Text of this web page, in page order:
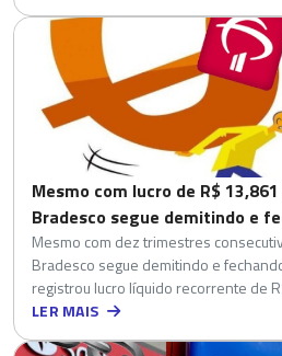
Mesmo com lucro de R$
Bradesco segue demitindo e
Mesmo com dez trimestres
Bradesco segue demitindo e
registrou lucro líquido recorrente de
LER MAIS